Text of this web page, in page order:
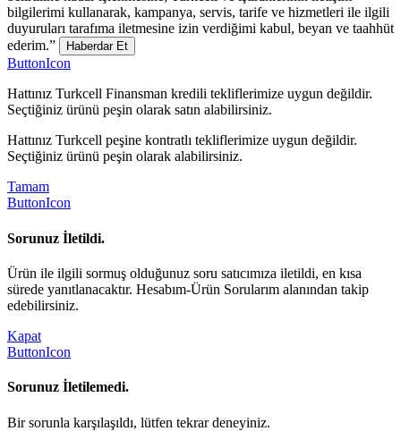
bilgilerimi kullanarak, kampanya, servis, tarife ve hizmetleri ile ilgili
duyuruları tarafıma iletmesine izin verdiğimi kabul, beyan ve taahhüt
ederim.”
Haberdar Et
ButtonIcon
Hattınız Turkcell Finansman kredili tekliflerimize uygun değildir.
Seçtiğiniz ürünü peşin olarak satın alabilirsiniz.
Hattınız Turkcell peşine kontratlı tekliflerimize uygun değildir.
Seçtiğiniz ürünü peşin olarak alabilirsiniz.
Tamam
ButtonIcon
Sorunuz İletildi.
Ürün ile ilgili sormuş olduğunuz soru satıcımıza iletildi, en kısa
sürede yanıtlanacaktır. Hesabım-Ürün Sorularım alanından takip
edebilirsiniz.
Kapat
ButtonIcon
Sorunuz İletilemedi.
Bir sorunla karşılaşıldı, lütfen tekrar deneyiniz.